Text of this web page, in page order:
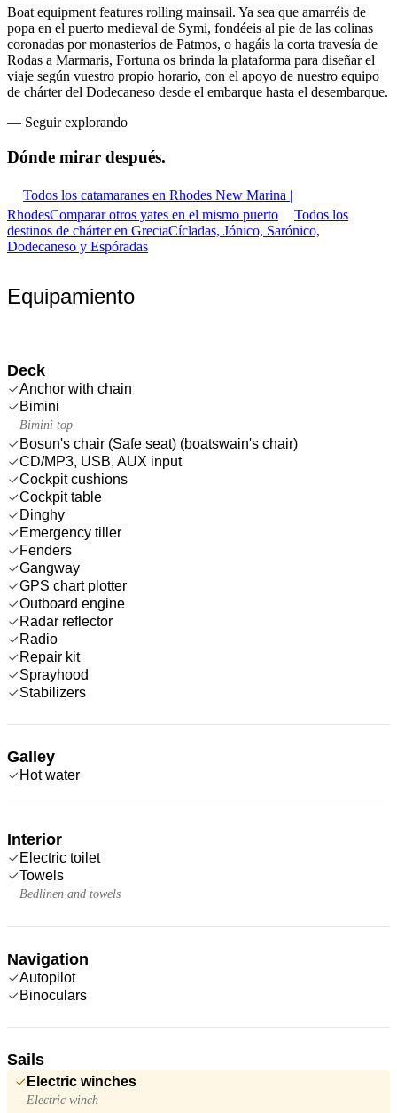
Boat equipment features rolling mainsail. Ya sea que amarréis de
popa en el puerto medieval de Symi, fondéeis al pie de las colinas
coronadas por monasterios de Patmos, o hagáis la corta travesía de
Rodas a Marmaris, Fortuna os brinda la plataforma para diseñar el
viaje según vuestro propio horario, con el apoyo de nuestro equipo
de chárter del Dodecaneso desde el embarque hasta el desembarque.
— Seguir explorando
Dónde mirar después.
Todos los catamaranes en Rhodes New Marina |
RhodesComparar otros yates en el mismo puerto
Todos los
destinos de chárter en GreciaCícladas, Jónico, Sarónico,
Dodecaneso y Espóradas
Equipamiento
Deck
Anchor with chain
Bimini
Bimini top
Bosun's chair (Safe seat) (boatswain's chair)
CD/MP3, USB, AUX input
Cockpit cushions
Cockpit table
Dinghy
Emergency tiller
Fenders
Gangway
GPS chart plotter
Outboard engine
Radar reflector
Radio
Repair kit
Sprayhood
Stabilizers
Galley
Hot water
Interior
Electric toilet
Towels
Bedlinen and towels
Navigation
Autopilot
Binoculars
Sails
Electric winches
Electric winch